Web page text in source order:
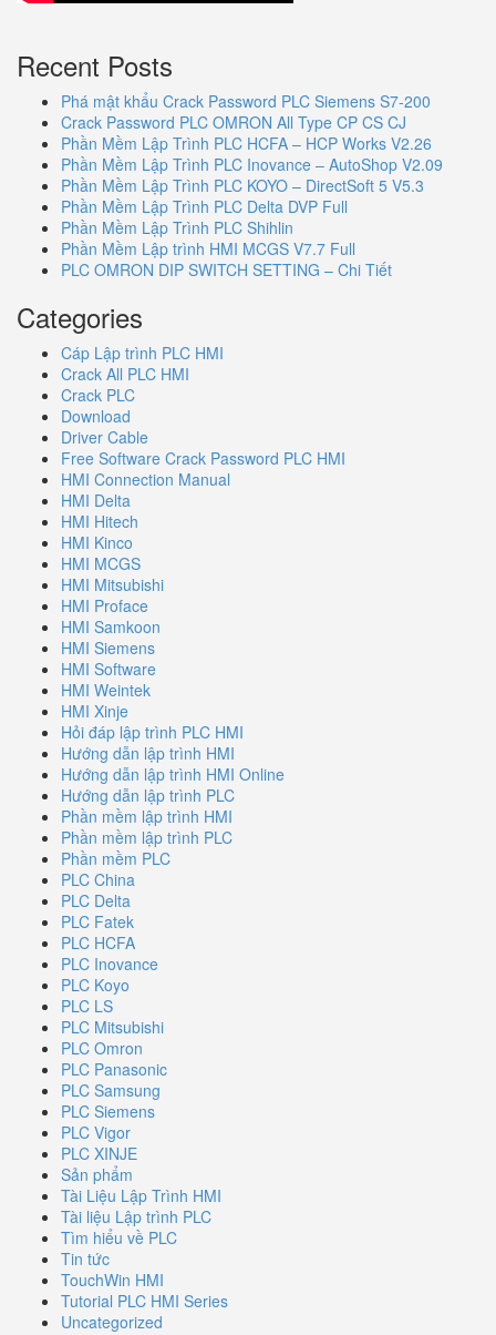
Recent Posts
Phá mật khẩu Crack Password PLC Siemens S7-200
Crack Password PLC OMRON All Type CP CS CJ
Phần Mềm Lập Trình PLC HCFA – HCP Works V2.26
Phần Mềm Lập Trình PLC Inovance – AutoShop V2.09
Phần Mềm Lập Trình PLC KOYO – DirectSoft 5 V5.3
Phần Mềm Lập Trình PLC Delta DVP Full
Phần Mềm Lập Trình PLC Shihlin
Phần Mềm Lập trình HMI MCGS V7.7 Full
PLC OMRON DIP SWITCH SETTING – Chi Tiết
Categories
Cáp Lập trình PLC HMI
Crack All PLC HMI
Crack PLC
Download
Driver Cable
Free Software Crack Password PLC HMI
HMI Connection Manual
HMI Delta
HMI Hitech
HMI Kinco
HMI MCGS
HMI Mitsubishi
HMI Proface
HMI Samkoon
HMI Siemens
HMI Software
HMI Weintek
HMI Xinje
Hỏi đáp lập trình PLC HMI
Hướng dẫn lập trình HMI
Hướng dẫn lập trình HMI Online
Hướng dẫn lập trình PLC
Phần mềm lập trình HMI
Phần mềm lập trình PLC
Phần mềm PLC
PLC China
PLC Delta
PLC Fatek
PLC HCFA
PLC Inovance
PLC Koyo
PLC LS
PLC Mitsubishi
PLC Omron
PLC Panasonic
PLC Samsung
PLC Siemens
PLC Vigor
PLC XINJE
Sản phẩm
Tài Liệu Lập Trình HMI
Tài liệu Lập trình PLC
Tìm hiểu về PLC
Tin tức
TouchWin HMI
Tutorial PLC HMI Series
Uncategorized